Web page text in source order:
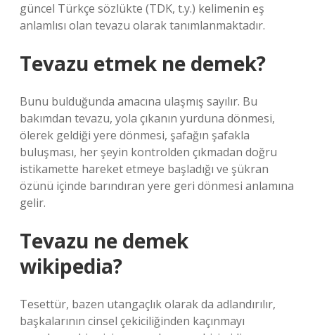
güncel Türkçe sözlükte (TDK, t.y.) kelimenin eş
anlamlısı olan tevazu olarak tanımlanmaktadır.
Tevazu etmek ne demek?
Bunu bulduğunda amacına ulaşmış sayılır. Bu
bakımdan tevazu, yola çıkanın yurduna dönmesi,
ölerek geldiği yere dönmesi, şafağın şafakla
buluşması, her şeyin kontrolden çıkmadan doğru
istikamette hareket etmeye başladığı ve şükran
özünü içinde barındıran yere geri dönmesi anlamına
gelir.
Tevazu ne demek
wikipedia?
Tesettür, bazen utangaçlık olarak da adlandırılır,
başkalarının cinsel çekiciliğinden kaçınmayı